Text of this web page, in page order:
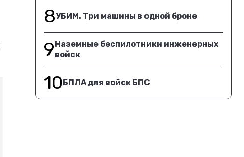
8УБИМ. Три машины в одной броне
9Наземные беспилотники инженерных
войск
10БПЛА для войск БПС